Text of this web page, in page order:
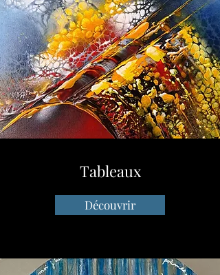
Tableaux
Découvrir